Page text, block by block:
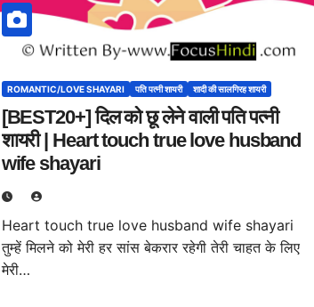
ROMANTIC/LOVE SHAYARI पति पत्नी शायरी शादी की सालगिरह शायरी
[BEST20+] दिल को छू लेने वाली पति पत्नी
शायरी | Heart touch true love husband
wife shayari
Heart touch true love husband wife shayari
तुम्हें मिलने को मेरी हर सांस बेकरार रहेगी तेरी चाहत के लिए
मेरी…